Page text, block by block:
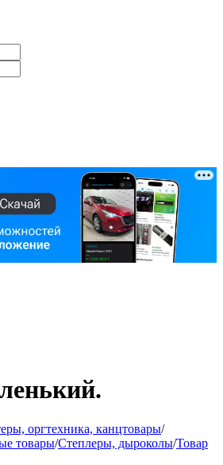
оргтехника, канцтовары/
товары/Степлеры, дыроколы/Товар